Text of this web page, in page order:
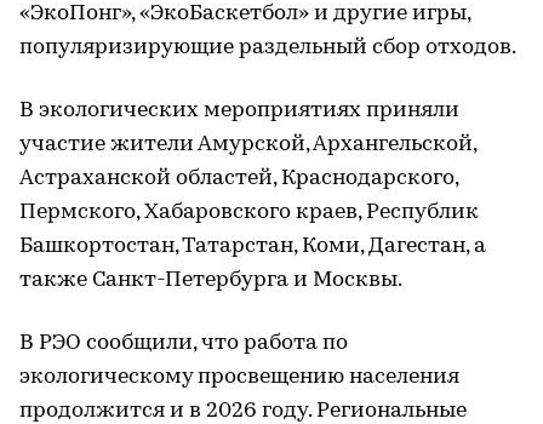
«ЭкоПонг», «ЭкоБаскетбол» и другие игры,
популяризирующие раздельный сбор отходов.
В экологических мероприятиях приняли
участие жители Амурской, Архангельской,
Астраханской областей, Краснодарского,
Пермского, Хабаровского краев, Республик
Башкортостан, Татарстан, Коми, Дагестан, а
также Санкт-Петербурга и Москвы.
В РЭО сообщили, что работа по
экологическому просвещению населения
продолжится и в 2026 году. Региональные